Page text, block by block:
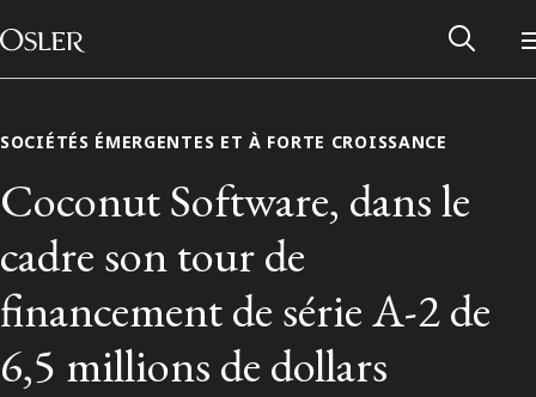
Passer au contenu
Main Navigation
SOCIÉTÉS ÉMERGENTES ET À FORTE CROISSANCE
Coconut Software, dans le
cadre son tour de
financement de série A-2 de
6,5 millions de dollars